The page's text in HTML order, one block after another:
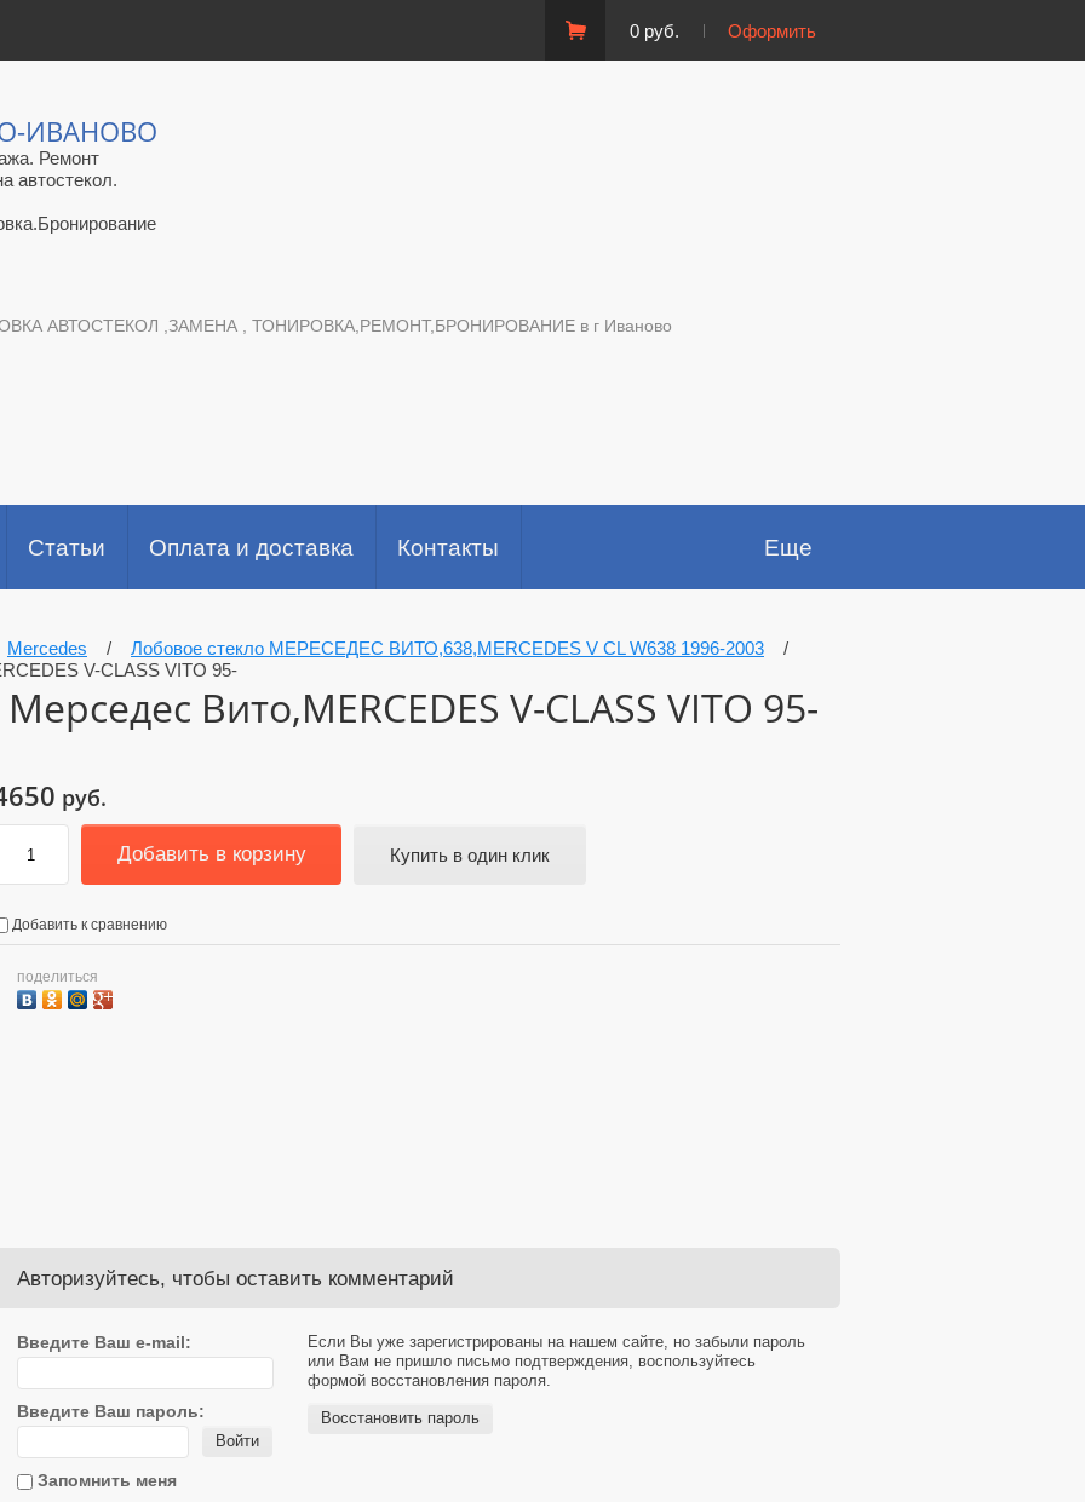
0 руб. Оформить
ИВАНОВО
Ремонт
автостекол.
АВТОСТЕКОЛ ,ЗАМЕНА , ТОНИРОВКА,РЕМОНТ,БРОНИРОВАНИЕ в г Иваново
Статьи Оплата и доставка Контакты Еще
Mercedes / Лобовое стекло МЕРЕСЕДЕС ВИТО,638,MERCEDES V CL W638 1996-2003 /
V-CLASS VITO 95-
Вито,MERCEDES V-CLASS VITO 95-
руб.
Добавить в корзину Купить в один клик
Добавить к сравнению
поделиться
Авторизуйтесь, чтобы оставить комментарий
Введите Ваш e-mail:
Введите Ваш пароль:
Войти
Запомнить меня
Если Вы уже зарегистрированы на нашем сайте, но забыли пароль
или Вам не пришло письмо подтверждения, воспользуйтесь
формой восстановления пароля.
Восстановить пароль